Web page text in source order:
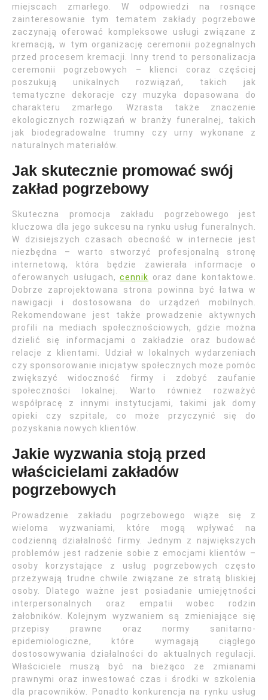
miejscach zmarłego. W odpowiedzi na rosnące
zainteresowanie tym tematem zakłady pogrzebowe
zaczynają oferować kompleksowe usługi związane z
kremacją, w tym organizację ceremonii pożegnalnych
przed procesem kremacji. Inny trend to personalizacja
ceremonii pogrzebowych – klienci coraz częściej
poszukują unikalnych rozwiązań, takich jak
tematyczne dekoracje czy muzyka dopasowana do
charakteru zmarłego. Wzrasta także znaczenie
ekologicznych rozwiązań w branży funeralnej, takich
jak biodegradowalne trumny czy urny wykonane z
naturalnych materiałów.
Jak skutecznie promować swój
zakład pogrzebowy
Skuteczna promocja zakładu pogrzebowego jest
kluczowa dla jego sukcesu na rynku usług funeralnych.
W dzisiejszych czasach obecność w internecie jest
niezbędna – warto stworzyć profesjonalną stronę
internetową, która będzie zawierała informacje o
oferowanych usługach,cennik oraz dane kontaktowe.
Dobrze zaprojektowana strona powinna być łatwa w
nawigacji i dostosowana do urządzeń mobilnych.
Rekomendowane jest także prowadzenie aktywnych
profili na mediach społecznościowych, gdzie można
dzielić się informacjami o zakładzie oraz budować
relacje z klientami. Udział w lokalnych wydarzeniach
czy sponsorowanie inicjatyw społecznych może pomóc
zwiększyć widoczność firmy i zdobyć zaufanie
społeczności lokalnej. Warto również rozważyć
współpracę z innymi instytucjami, takimi jak domy
opieki czy szpitale, co może przyczynić się do
pozyskania nowych klientów.
Jakie wyzwania stoją przed
właścicielami zakładów
pogrzebowych
Prowadzenie zakładu pogrzebowego wiąże się z
wieloma wyzwaniami, które mogą wpływać na
codzienną działalność firmy. Jednym z największych
problemów jest radzenie sobie z emocjami klientów –
osoby korzystające z usług pogrzebowych często
przeżywają trudne chwile związane ze stratą bliskiej
osoby. Dlatego ważne jest posiadanie umiejętności
interpersonalnych oraz empatii wobec rodzin
żałobników. Kolejnym wyzwaniem są zmieniające się
przepisy prawne oraz normy sanitarno-
epidemiologiczne, które wymagają ciągłego
dostosowywania działalności do aktualnych regulacji.
Właściciele muszą być na bieżąco ze zmianami
prawnymi oraz inwestować czas i środki w szkolenia
dla pracowników. Ponadto konkurencja na rynku usług